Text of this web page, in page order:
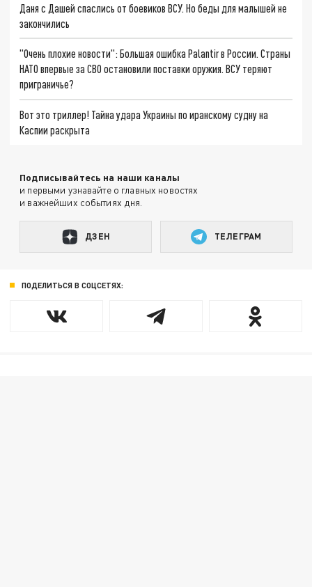
Даня с Дашей спаслись от боевиков ВСУ. Но беды для малышей не
закончились
"Очень плохие новости": Большая ошибка Palantir в России. Страны
НАТО впервые за СВО остановили поставки оружия. ВСУ теряют
приграничье?
Вот это триллер! Тайна удара Украины по иранскому судну на
Каспии раскрыта
Подписывайтесь на наши каналы
и первыми узнавайте о главных новостях
и важнейших событиях дня.
ДЗЕН ТЕЛЕГРАМ
ПОДЕЛИТЬСЯ В СОЦСЕТЯХ: